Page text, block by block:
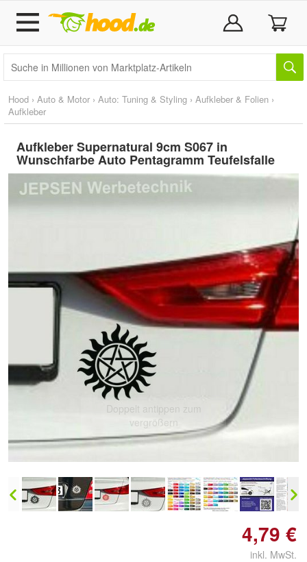
Hood › Auto & Motor › Auto: Tuning & Styling › Aufkleber & Folien ›
Aufkleber
Aufkleber Supernatural 9cm S067 in
Wunschfarbe Auto Pentagramm Teufelsfalle
Doppelt antippen zum
vergrößern
4,79 €
inkl. MwSt.